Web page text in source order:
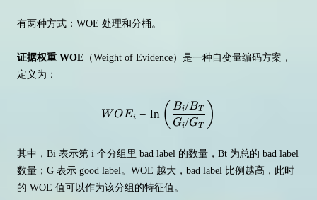
有两种方式：WOE 处理和分桶。
证据权重 WOE （Weight of Evidence）是一种自变量编码方案，
定义为：
WOE_i = \ln \left( \frac{ B_i/
WOEi = ln ( Gi/GT
Bi/BT )
其中，Bi 表示第 i 个分组里 bad label 的数量，Bt 为总的 bad label
数量；G 表示 good label。WOE 越大，bad label 比例越高，此时
的 WOE 值可以作为该分组的特征值。